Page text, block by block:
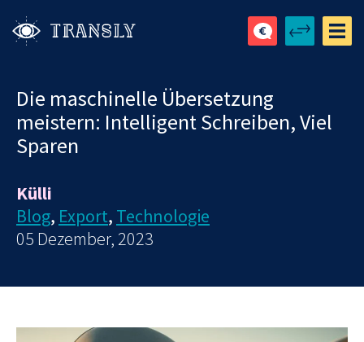
Die maschinelle Übersetzung
meistern: Intelligent Schreiben, Viel
Sparen
Külli
Blog, Export, Technologie
05 Dezember, 2023